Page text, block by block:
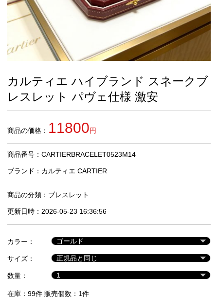
最
品
お
す
商
品
人
商
セ
ル
品
カルティエ ハイブランド スネークブ
レスレット パヴェ仕様 激安
商品の価格： 11800円
商品番号：CARTIERBRACELET0523M14
ブランド： カルティエ CARTIER
商品の分類： ブレスレット
更新日時：2026-05-23 16:36:56
カラー：
サイズ：
数量：
在庫：99件 販売個数：1件